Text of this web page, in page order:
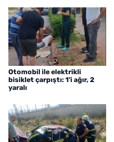
Otomobil ile elektrikli
bisiklet çarpıştı: 1'i ağır, 2
yaralı